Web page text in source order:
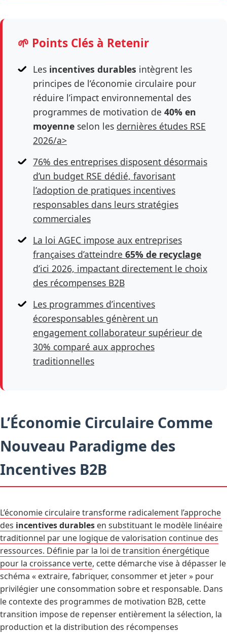
🌱 Points Clés à Retenir
Les incentives durables intègrent les
principes de l’économie circulaire pour
réduire l’impact environnemental des
programmes de motivation de 40% en
moyenne selon les dernières études RSE
2026/a>
76% des entreprises disposent désormais
d’un budget RSE dédié, favorisant
l’adoption de pratiques incentives
responsables dans leurs stratégies
commerciales
La loi AGEC impose aux entreprises
françaises d’atteindre 65% de recyclage
d’ici 2026, impactant directement le choix
des récompenses B2B
Les programmes d’incentives
écoresponsables génèrent un
engagement collaborateur supérieur de
30% comparé aux approches
traditionnelles
L’Économie Circulaire Comme
Nouveau Paradigme des
Incentives B2B
L’économie circulaire transforme radicalement l’approche
des incentives durables en substituant le modèle linéaire
traditionnel par une logique de valorisation continue des
ressources. Définie par la loi de transition énergétique
pour la croissance verte, cette démarche vise à dépasser le
schéma « extraire, fabriquer, consommer et jeter » pour
privilégier une consommation sobre et responsable. Dans
le contexte des programmes de motivation B2B, cette
transition impose de repenser entièrement la sélection, la
production et la distribution des récompenses